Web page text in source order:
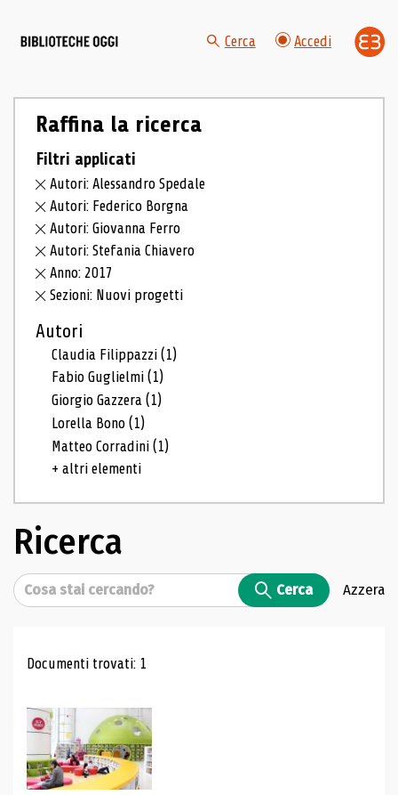
Cerca Accedi
Raffina la ricerca
Filtri applicati
Autori: Alessandro Spedale
Autori: Federico Borgna
Autori: Giovanna Ferro
Autori: Stefania Chiavero
Anno: 2017
Sezioni: Nuovi progetti
Autori
Claudia Filippazzi(1)
Fabio Guglielmi(1)
Giorgio Gazzera(1)
Lorella Bono(1)
Matteo Corradini(1)
+ altri elementi
Ricerca
Cerca Cerca Azzera
Risultati di ricerca
Documenti trovati: 1